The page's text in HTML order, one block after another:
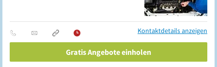
Kontaktdetails anzeigen
Gratis Angebote einholen